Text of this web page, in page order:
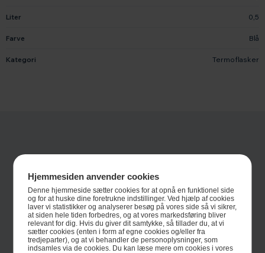
Hjemmesiden anvender cookies
Denne hjemmeside sætter cookies for at opnå en funktionel side
og for at huske dine foretrukne indstillinger. Ved hjælp af cookies
laver vi statistikker og analyserer besøg på vores side så vi sikrer,
at siden hele tiden forbedres, og at vores markedsføring bliver
relevant for dig. Hvis du giver dit samtykke, så tillader du, at vi
sætter cookies (enten i form af egne cookies og/eller fra
tredjeparter), og at vi behandler de personoplysninger, som
indsamles via de cookies. Du kan læse mere om cookies i vores
Liter 0,5
Farve Blå
Kategori Termoflasker
Informationer
Om Hvidevareshoppen.dk